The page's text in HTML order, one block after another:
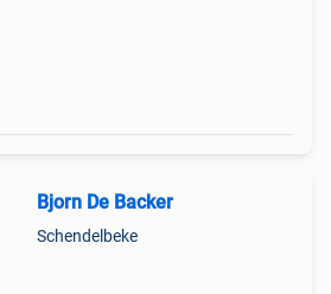
Bjorn De Backer
Schendelbeke